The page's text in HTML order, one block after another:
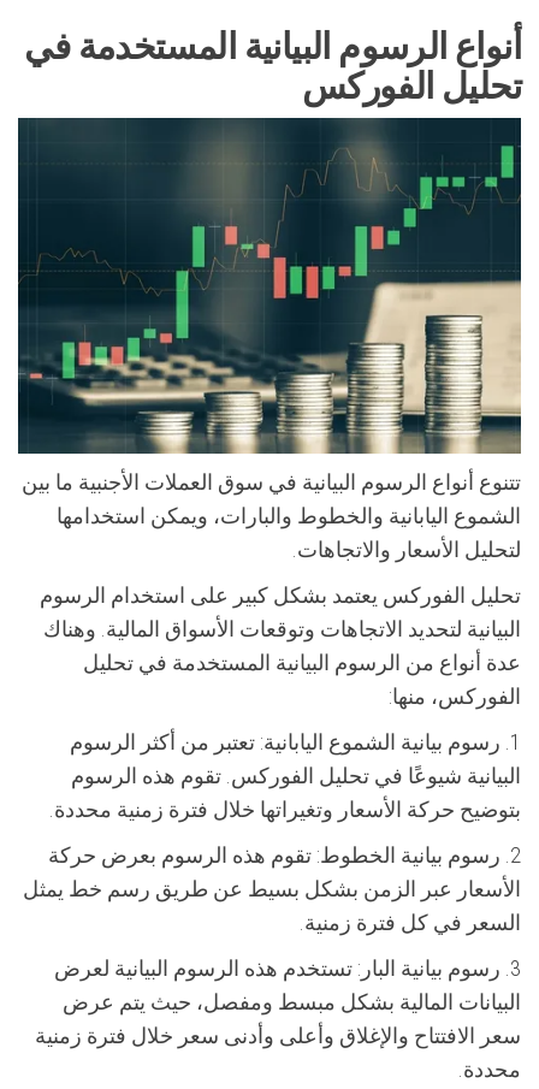
أنواع الرسوم البيانية المستخدمة في
تحليل الفوركس
تتنوع أنواع الرسوم البيانية في سوق العملات الأجنبية ما بين
الشموع اليابانية والخطوط والبارات، ويمكن استخدامها
لتحليل الأسعار والاتجاهات.
تحليل الفوركس يعتمد بشكل كبير على استخدام الرسوم
البيانية لتحديد الاتجاهات وتوقعات الأسواق المالية. وهناك
عدة أنواع من الرسوم البيانية المستخدمة في تحليل
الفوركس، منها:
1. رسوم بيانية الشموع اليابانية: تعتبر من أكثر الرسوم
البيانية شيوعًا في تحليل الفوركس. تقوم هذه الرسوم
بتوضيح حركة الأسعار وتغيراتها خلال فترة زمنية محددة.
2. رسوم بيانية الخطوط: تقوم هذه الرسوم بعرض حركة
الأسعار عبر الزمن بشكل بسيط عن طريق رسم خط يمثل
السعر في كل فترة زمنية.
3. رسوم بيانية البار: تستخدم هذه الرسوم البيانية لعرض
البيانات المالية بشكل مبسط ومفصل، حيث يتم عرض
سعر الافتتاح والإغلاق وأعلى وأدنى سعر خلال فترة زمنية
محددة.